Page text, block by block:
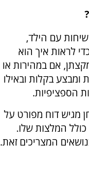
?
עם הילד,
לראות איך הוא
אם במהירות או
ומבצע בקלות ובאילו
הספציפיות.
מגיש דוח מפורט על
המלצות שלו.
המצריכים זאת.